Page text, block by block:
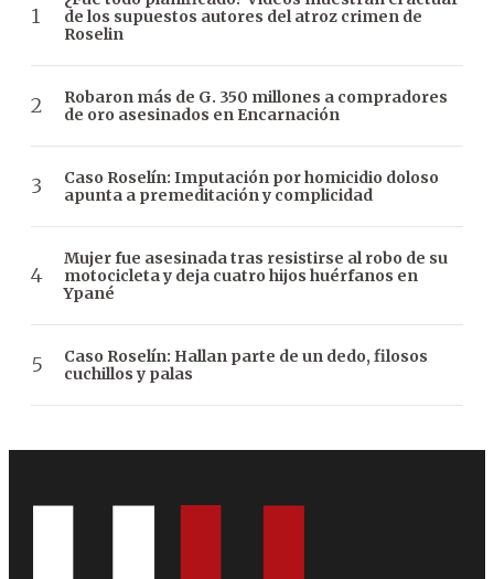
de los supuestos autores del atroz crimen de
Roselin
Robaron más de G. 350 millones a compradores
de oro asesinados en Encarnación
Caso Roselín: Imputación por homicidio doloso
apunta a premeditación y complicidad
Mujer fue asesinada tras resistirse al robo de su
motocicleta y deja cuatro hijos huérfanos en
Ypané
Caso Roselín: Hallan parte de un dedo, filosos
cuchillos y palas